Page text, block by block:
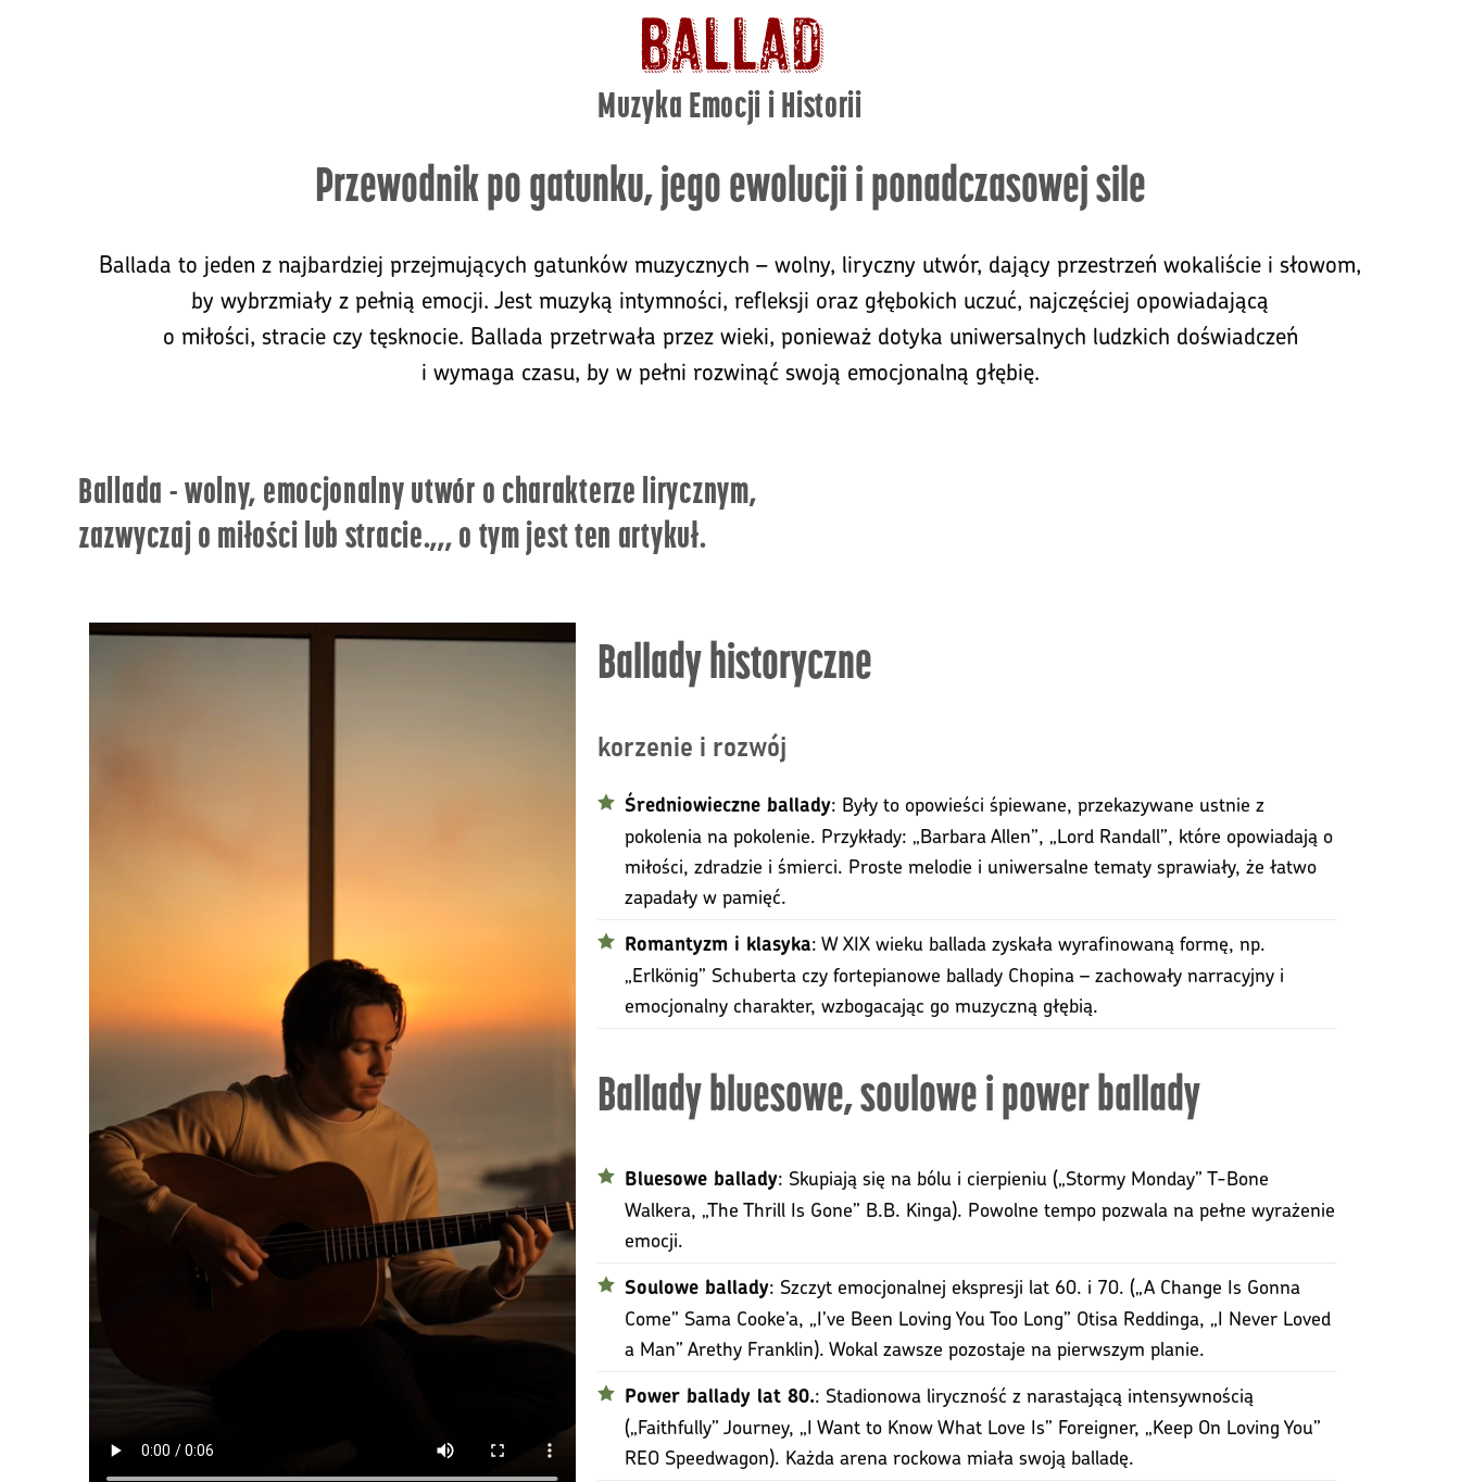
BALLAD
Muzyka Emocji i Historii
Przewodnik po gatunku, jego ewolucji i ponadczasowej sile
Ballada to jeden z najbardziej przejmujących gatunków muzycznych – wolny, liryczny utwór, dający przestrzeń wokaliście i słowom,
by wybrzmiały z pełnią emocji. Jest muzyką intymności, refleksji oraz głębokich uczuć, najczęściej opowiadającą
o miłości, stracie czy tęsknocie. Ballada przetrwała przez wieki, ponieważ dotyka uniwersalnych ludzkich doświadczeń
i wymaga czasu, by w pełni rozwinąć swoją emocjonalną głębię.
Ballada - wolny, emocjonalny utwór o charakterze lirycznym,
zazwyczaj o miłości lub stracie.,,, o tym jest ten artykuł.
Ballady historyczne
korzenie i rozwój
Średniowieczne ballady: Były to opowieści śpiewane, przekazywane ustnie z
pokolenia na pokolenie. Przykłady: „Barbara Allen”, „Lord Randall”, które opowiadają o
miłości, zdradzie i śmierci. Proste melodie i uniwersalne tematy sprawiały, że łatwo
zapadały w pamięć.
Romantyzm i klasyka: W XIX wieku ballada zyskała wyrafinowaną formę, np.
„Erlkönig” Schuberta czy fortepianowe ballady Chopina – zachowały narracyjny i
emocjonalny charakter, wzbogacając go muzyczną głębią.
Ballady bluesowe, soulowe i power ballady
Bluesowe ballady: Skupiają się na bólu i cierpieniu („Stormy Monday” T-Bone
Walkera, „The Thrill Is Gone” B.B. Kinga). Powolne tempo pozwala na pełne wyrażenie
emocji.
Soulowe ballady: Szczyt emocjonalnej ekspresji lat 60. i 70. („A Change Is Gonna
Come” Sama Cooke’a, „I’ve Been Loving You Too Long” Otisa Reddinga, „I Never Loved
a Man” Arethy Franklin). Wokal zawsze pozostaje na pierwszym planie.
Power ballady lat 80.: Stadionowa liryczność z narastającą intensywnością
(„Faithfully” Journey, „I Want to Know What Love Is” Foreigner, „Keep On Loving You”
REO Speedwagon). Każda arena rockowa miała swoją balladę.